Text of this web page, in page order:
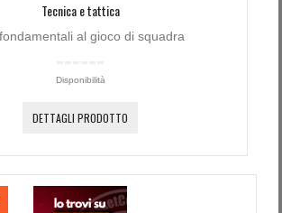
Tecnica e tattica
al gioco di squadra
Disponibilità
DETTAGLI PRODOTTO